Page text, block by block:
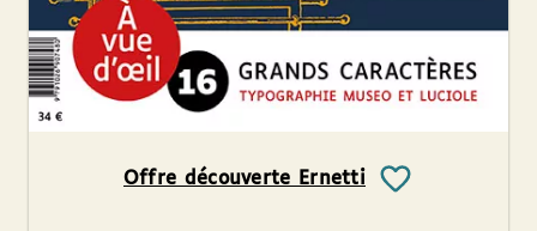
Offre découverte Ernetti